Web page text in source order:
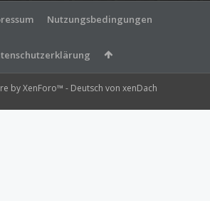
Nutzungsbedingungen
by XenForo™ - Deutsch von xenDach